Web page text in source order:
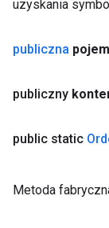
uzyskania
publiczna
publiczny
public static
Metoda